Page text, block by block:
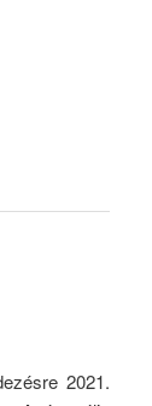
2021.